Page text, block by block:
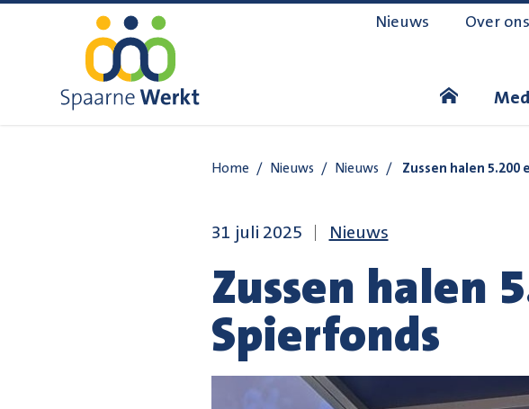
Navigatie overslaan Nieuws Over ons
Home / Nieuws / Nieuws / Zussen halen 5.200
Zussen halen
Spierfonds
31 juli 2025 Nieuws